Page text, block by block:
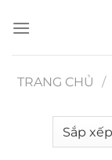
qua
TRANG CHỦ
/